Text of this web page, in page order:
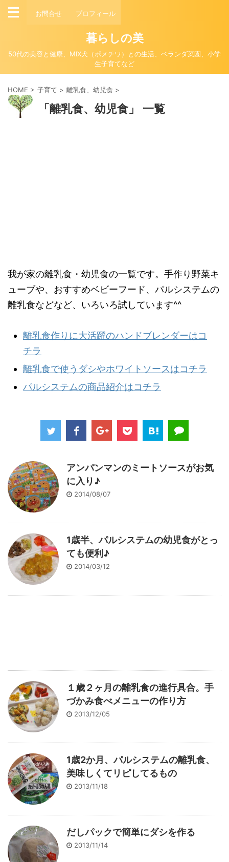
お問合せ プロフィール
暮らしの美
50代の美容と健康、MIX犬（ポメチワ）との生活、ベランダ菜園、小学
生子育てなど
HOME > 子育て > 離乳食、幼児食 >
「離乳食、幼児食」 一覧
我が家の離乳食・幼児食の一覧です。手作り野菜キ
ューブや、おすすめベビーフード、パルシステムの
離乳食などなど、いろいろ試しています^^
離乳食作りに大活躍のハンドブレンダーはコ
チラ
離乳食で使うダシやホワイトソースはコチラ
パルシステムの商品紹介はコチラ
アンパンマンのミートソースがお気
に入り♪
2014/08/07
1歳半、パルシステムの幼児食がとっ
ても便利♪
2014/03/12
１歳２ヶ月の離乳食の進行具合。手
づかみ食べメニューの作り方
2013/12/05
1歳2か月、パルシステムの離乳食、
美味しくてリピしてるもの
2013/11/18
だしパックで簡単にダシを作る
2013/11/14